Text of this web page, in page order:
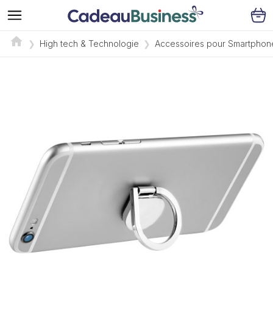
High tech & Technologie Accessoires pour